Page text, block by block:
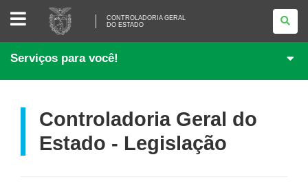
CONTROLADORIA
GERAL
DO
ESTADO
CONTROLADORIA GERAL
DO ESTADO
Serviços para você!
Controladoria Geral do
Estado - Legislação